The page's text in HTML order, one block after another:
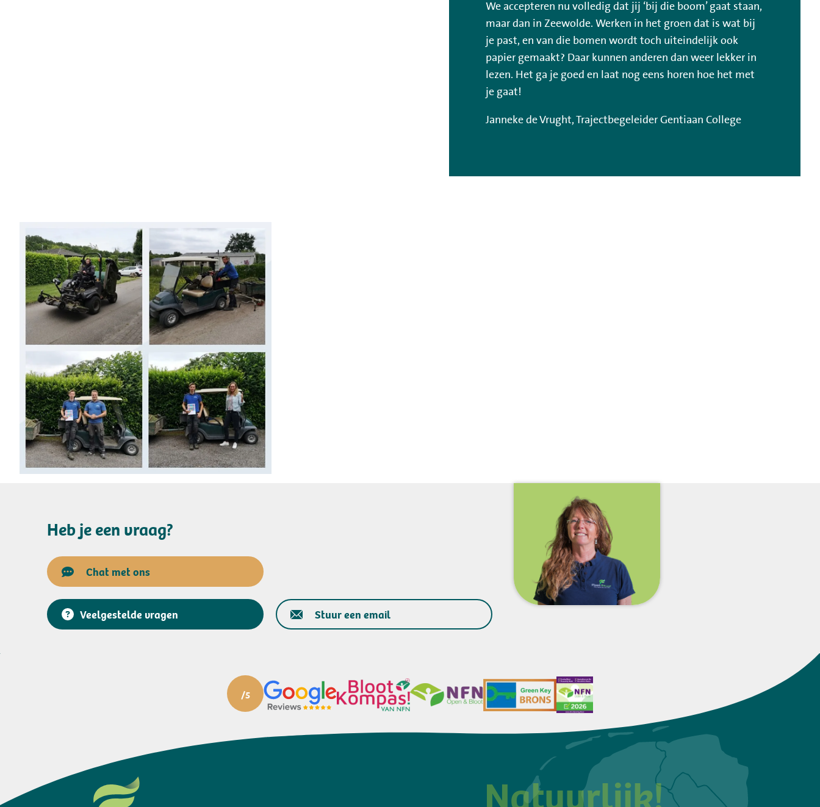
We accepteren nu volledig dat jij ‘bij die boom’ gaat staan,
maar dan in Zeewolde. Werken in het groen dat is wat bij
je past, en van die bomen wordt toch uiteindelijk ook
papier gemaakt? Daar kunnen anderen dan weer lekker in
lezen. Het ga je goed en laat nog eens horen hoe het met
je gaat!
Janneke de Vrught, Trajectbegeleider Gentiaan College
Heb je een vraag?
Chat met ons
Veelgestelde vragen Stuur een email
Natuurlijk!